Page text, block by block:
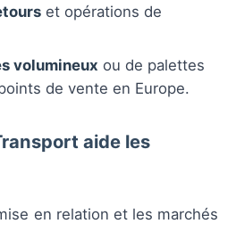
et opérations de
volumineux ou de palettes
de vente en Europe.
aide les
en relation et les marchés